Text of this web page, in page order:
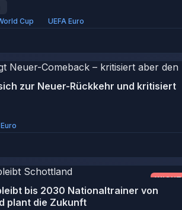
Cup UEFA Euro
zur Neuer-Rückkehr und kritisiert
bis 2030 Nationaltrainer von
plant die Zukunft